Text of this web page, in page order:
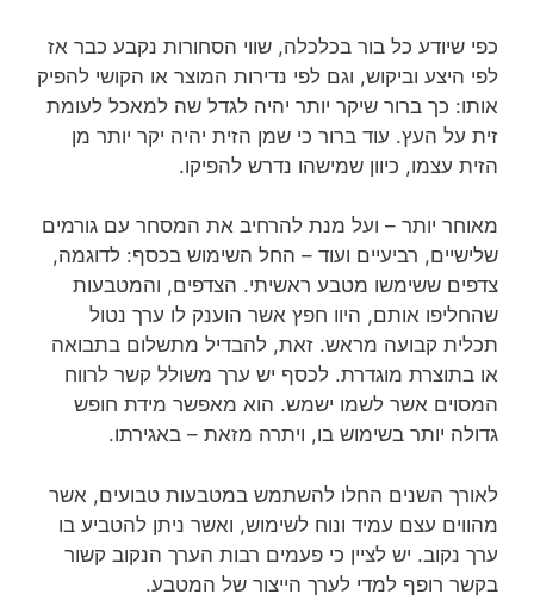
כפי שיודע כל בור בכלכלה, שווי הסחורות נקבע כבר אז
לפי היצע וביקוש, וגם לפי נדירות המוצר או הקושי להפיק
אותו: כך ברור שיקר יותר יהיה לגדל שה למאכל לעומת
זית על העץ. עוד ברור כי שמן הזית יהיה יקר יותר מן
הזית עצמו, כיוון שמישהו נדרש להפיקו.
מאוחר יותר – ועל מנת להרחיב את המסחר עם גורמים
שלישיים, רביעיים ועוד – החל השימוש בכסף: לדוגמה,
צדפים ששימשו מטבע ראשיתי. הצדפים, והמטבעות
שהחליפו אותם, היוו חפץ אשר הוענק לו ערך נטול
תכלית קבועה מראש. זאת, להבדיל מתשלום בתבואה
או בתוצרת מוגדרת. לכסף יש ערך משולל קשר לרווח
המסוים אשר לשמו ישמש. הוא מאפשר מידת חופש
גדולה יותר בשימוש בו, ויתרה מזאת – באגירתו.
לאורך השנים החלו להשתמש במטבעות טבועים, אשר
מהווים עצם עמיד ונוח לשימוש, ואשר ניתן להטביע בו
ערך נקוב. יש לציין כי פעמים רבות הערך הנקוב קשור
בקשר רופף למדי לערך הייצור של המטבע.